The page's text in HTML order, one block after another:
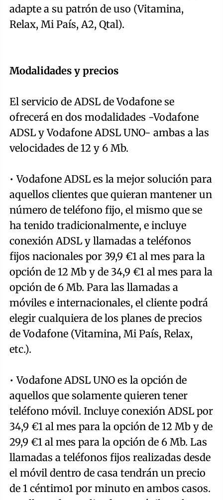
adapte a su patrón de uso (Vitamina,
Relax, Mi País, A2, Qtal).
Modalidades y precios
El servicio de ADSL de Vodafone se
ofrecerá en dos modalidades -Vodafone
ADSL y Vodafone ADSL UNO- ambas a las
velocidades de 12 y 6 Mb.
• Vodafone ADSL es la mejor solución para
aquellos clientes que quieran mantener un
número de teléfono fijo, el mismo que se
ha tenido tradicionalmente, e incluye
conexión ADSL y llamadas a teléfonos
fijos nacionales por 39,9 €1 al mes para la
opción de 12 Mb y de 34,9 €1 al mes para la
opción de 6 Mb. Para las llamadas a
móviles e internacionales, el cliente podrá
elegir cualquiera de los planes de precios
de Vodafone (Vitamina, Mi País, Relax,
etc.).
• Vodafone ADSL UNO es la opción de
aquellos que solamente quieren tener
teléfono móvil. Incluye conexión ADSL por
34,9 €1 al mes para la opción de 12 Mb y de
29,9 €1 al mes para la opción de 6 Mb. Las
llamadas a teléfonos fijos realizadas desde
el móvil dentro de casa tendrán un precio
de 1 céntimo1 por minuto en ambos casos.